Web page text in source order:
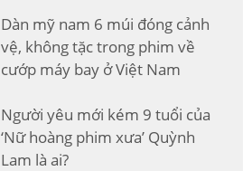
Dàn mỹ nam 6 múi đóng cảnh
vệ, không tặc trong phim về
cướp máy bay ở Việt Nam
Người yêu mới kém 9 tuổi của
‘Nữ hoàng phim xưa’ Quỳnh
Lam là ai?